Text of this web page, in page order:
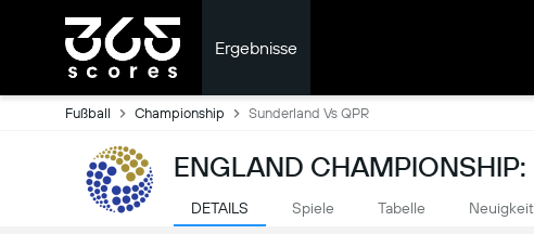
Ergebnisse
Fußball Championship Sunderland Vs QPR
ENGLAND CHAMPIONSHIP:
DETAILS Spiele Tabelle